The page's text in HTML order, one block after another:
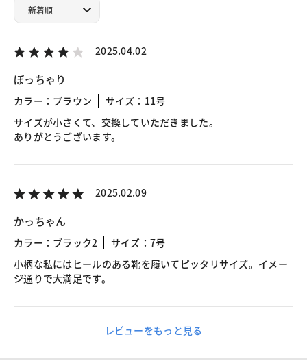
2025.04.02
ぽっちゃり
カラー：ブラウン
サイズ：11号
サイズが小さくて、交換していただきました。
ありがとうございます。
2025.02.09
かっちゃん
カラー：ブラック2
サイズ：7号
小柄な私にはヒールのある靴を履いてピッタリサイズ。イメー
ジ通りで大満足です。
レビューをもっと見る